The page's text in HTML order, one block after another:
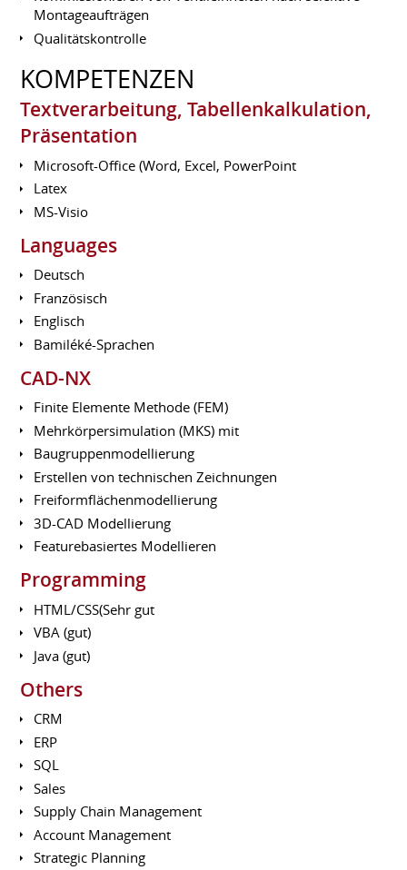
Montageaufträgen
Qualitätskontrolle
KOMPETENZEN
Textverarbeitung, Tabellenkalkulation,
Präsentation
Microsoft-Office (Word, Excel, PowerPoint
Latex
MS-Visio
Languages
Deutsch
Französisch
Englisch
Bamiléké-Sprachen
CAD-NX
Finite Elemente Methode (FEM)
Mehrkörpersimulation (MKS) mit
Baugruppenmodellierung
Erstellen von technischen Zeichnungen
Freiformflächenmodellierung
3D-CAD Modellierung
Featurebasiertes Modellieren
Programming
HTML/CSS(Sehr gut
VBA (gut)
Java (gut)
Others
CRM
ERP
SQL
Sales
Supply Chain Management
Account Management
Strategic Planning